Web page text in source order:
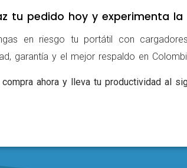
tu pedido hoy y experimenta la
en riesgo tu portátil con
garantía y el mejor respaldo en
compra ahora y lleva tu productividad al